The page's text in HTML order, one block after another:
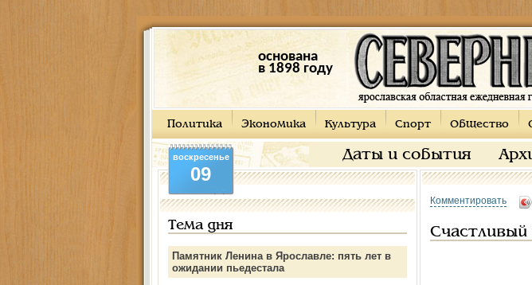
основана
в 1898 году
Политика Экономика Культура Спорт Общество
Даты и события
воскресенье
09
Тема дня
Памятник Ленина в Ярославле: пять лет в
ожидании пьедестала
Комментировать
Счастливый